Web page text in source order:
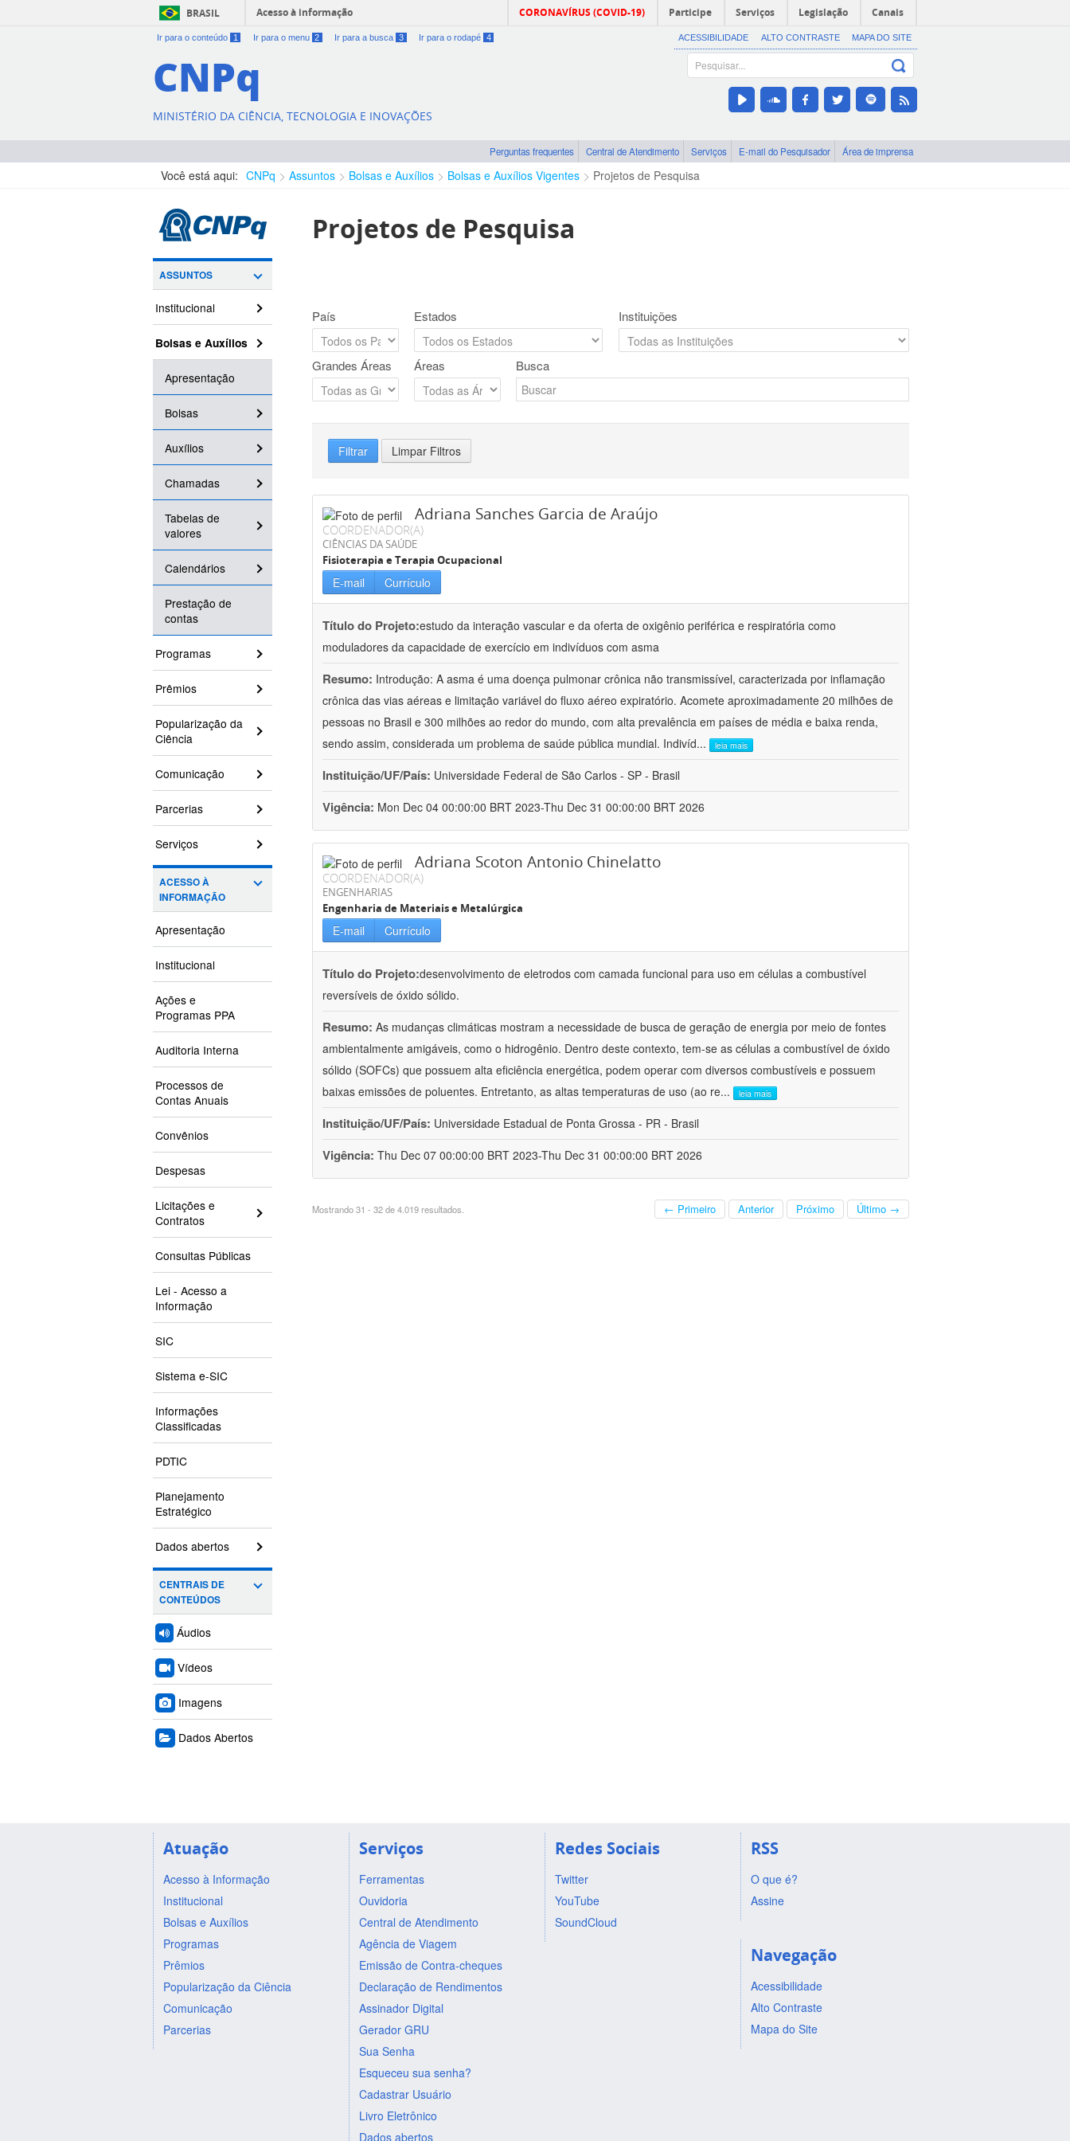
BRASIL Acesso à informação CORONAVÍRUS (COVID-19) Participe Serviços Legislação Canais
Ir para o conteúdo 1 Ir para o menu 2 Ir para a busca 3 Ir para o rodapé 4 ACESSIBILIDADE ALTO CONTRASTE MAPA DO SITE
CNPq
MINISTÉRIO DA CIÊNCIA, TECNOLOGIA E INOVAÇÕES
Perguntas frequentes Central de Atendimento Serviços E-mail do Pesquisador Área de imprensa
Você está aqui: CNPq Assuntos Bolsas e Auxílios Bolsas e Auxílios Vigentes Projetos de Pesquisa
ASSUNTOS
Institucional
Bolsas e Auxílios
Apresentação
Bolsas
Auxílios
Chamadas
Tabelas de
valores
Calendários
Prestação de
contas
Programas
Prêmios
Popularização da
Ciência
Comunicação
Parcerias
Serviços
ACESSO À
INFORMAÇÃO
Apresentação
Institucional
Ações e
Programas PPA
Auditoria Interna
Processos de
Contas Anuais
Convênios
Despesas
Licitações e
Contratos
Consultas Públicas
Lei - Acesso a
Informação
SIC
Sistema e-SIC
Informações
Classificadas
PDTIC
Planejamento
Estratégico
Dados abertos
CENTRAIS DE
CONTEÚDOS
Áudios
Vídeos
Imagens
Dados Abertos
Projetos de Pesquisa
País Estados Instituições
Grandes Áreas Áreas Busca
Filtrar Limpar Filtros
Adriana Sanches Garcia de Araújo
COORDENADOR(A)
CIÊNCIAS DA SAÚDE
Fisioterapia e Terapia Ocupacional
E-mail Currículo
Título do Projeto:estudo da interação vascular e da oferta de oxigênio periférica e respiratória como
moduladores da capacidade de exercício em indivíduos com asma
Resumo: Introdução: A asma é uma doença pulmonar crônica não transmissível, caracterizada por inflamação
crônica das vias aéreas e limitação variável do fluxo aéreo expiratório. Acomete aproximadamente 20 milhões de
pessoas no Brasil e 300 milhões ao redor do mundo, com alta prevalência em países de média e baixa renda,
sendo assim, considerada um problema de saúde pública mundial. Indivíd... leia mais
Instituição/UF/País: Universidade Federal de São Carlos - SP - Brasil
Vigência: Mon Dec 04 00:00:00 BRT 2023-Thu Dec 31 00:00:00 BRT 2026
Adriana Scoton Antonio Chinelatto
COORDENADOR(A)
ENGENHARIAS
Engenharia de Materiais e Metalúrgica
E-mail Currículo
Título do Projeto:desenvolvimento de eletrodos com camada funcional para uso em células a combustível
reversíveis de óxido sólido.
Resumo: As mudanças climáticas mostram a necessidade de busca de geração de energia por meio de fontes
ambientalmente amigáveis, como o hidrogênio. Dentro deste contexto, tem-se as células a combustível de óxido
sólido (SOFCs) que possuem alta eficiência energética, podem operar com diversos combustíveis e possuem
baixas emissões de poluentes. Entretanto, as altas temperaturas de uso (ao re... leia mais
Instituição/UF/País: Universidade Estadual de Ponta Grossa - PR - Brasil
Vigência: Thu Dec 07 00:00:00 BRT 2023-Thu Dec 31 00:00:00 BRT 2026
Mostrando 31 - 32 de 4.019 resultados. ← Primeiro Anterior Próximo Último →
Atuação
Acesso à Informação
Institucional
Bolsas e Auxílios
Programas
Prêmios
Popularização da Ciência
Comunicação
Parcerias
Serviços
Ferramentas
Ouvidoria
Central de Atendimento
Agência de Viagem
Emissão de Contra-cheques
Declaração de Rendimentos
Assinador Digital
Gerador GRU
Sua Senha
Esqueceu sua senha?
Cadastrar Usuário
Livro Eletrônico
Dados abertos
Redes Sociais
Twitter
YouTube
SoundCloud
RSS
O que é?
Assine
Navegação
Acessibilidade
Alto Contraste
Mapa do Site